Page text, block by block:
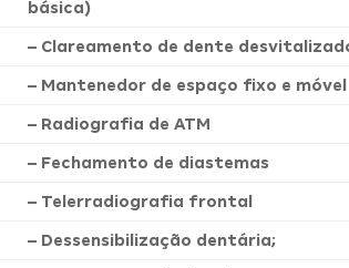
básica)
– Clareamento de dente
– Mantenedor de espaço fixo e móvel
– Radiografia de ATM
– Fechamento de diastemas
– Telerradiografia frontal
– Dessensibilização dentária;